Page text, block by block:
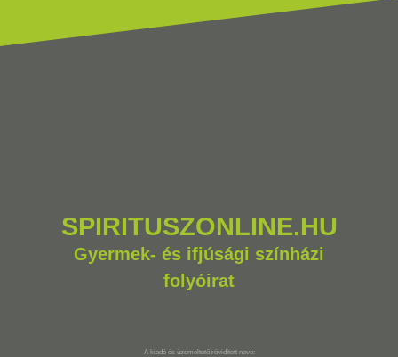
SPIRITUSZONLINE.HU
Gyermek- és ifjúsági színházi
folyóirat
A kiadó és üzemeltető rövidített neve: